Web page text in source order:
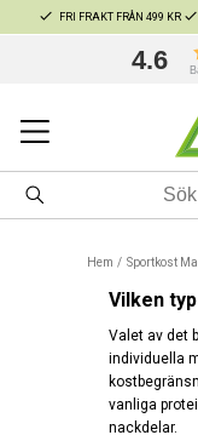
FRI FRAKT FRÅN 499 KR
4.6
Hem Sportkost
Vilken
Valet av det
individuella
vanliga
nackdelar.